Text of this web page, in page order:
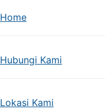
Home
Hubungi Kami
Lokasi Kami